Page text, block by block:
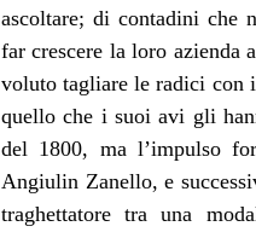
ascoltare; di contadini che
far crescere la loro azienda
voluto tagliare le radici con
quello che i suoi avi gli
del 1800, ma l’impulso
Angiulin Zanello, e
traghettatore tra una
ogni adolescente o
voglia di perseguire una
emigrato, non lontano, ma
rurale familiare dopo oltre
Così non è stato, perché
cordone ombelicale, ed al